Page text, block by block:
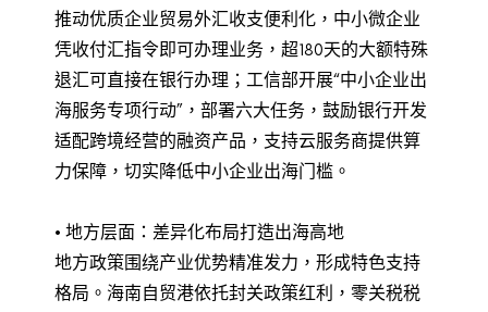
推动优质企业贸易外汇收支便利化，中小微企业
凭收付汇指令即可办理业务，超180天的大额特殊
退汇可直接在银行办理；工信部开展“中小企业出
海服务专项行动”，部署六大任务，鼓励银行开发
适配跨境经营的融资产品，支持云服务商提供算
力保障，切实降低中小企业出海门槛。
• 地方层面：差异化布局打造出海高地
地方政策围绕产业优势精准发力，形成特色支持
格局。海南自贸港依托封关政策红利，零关税税